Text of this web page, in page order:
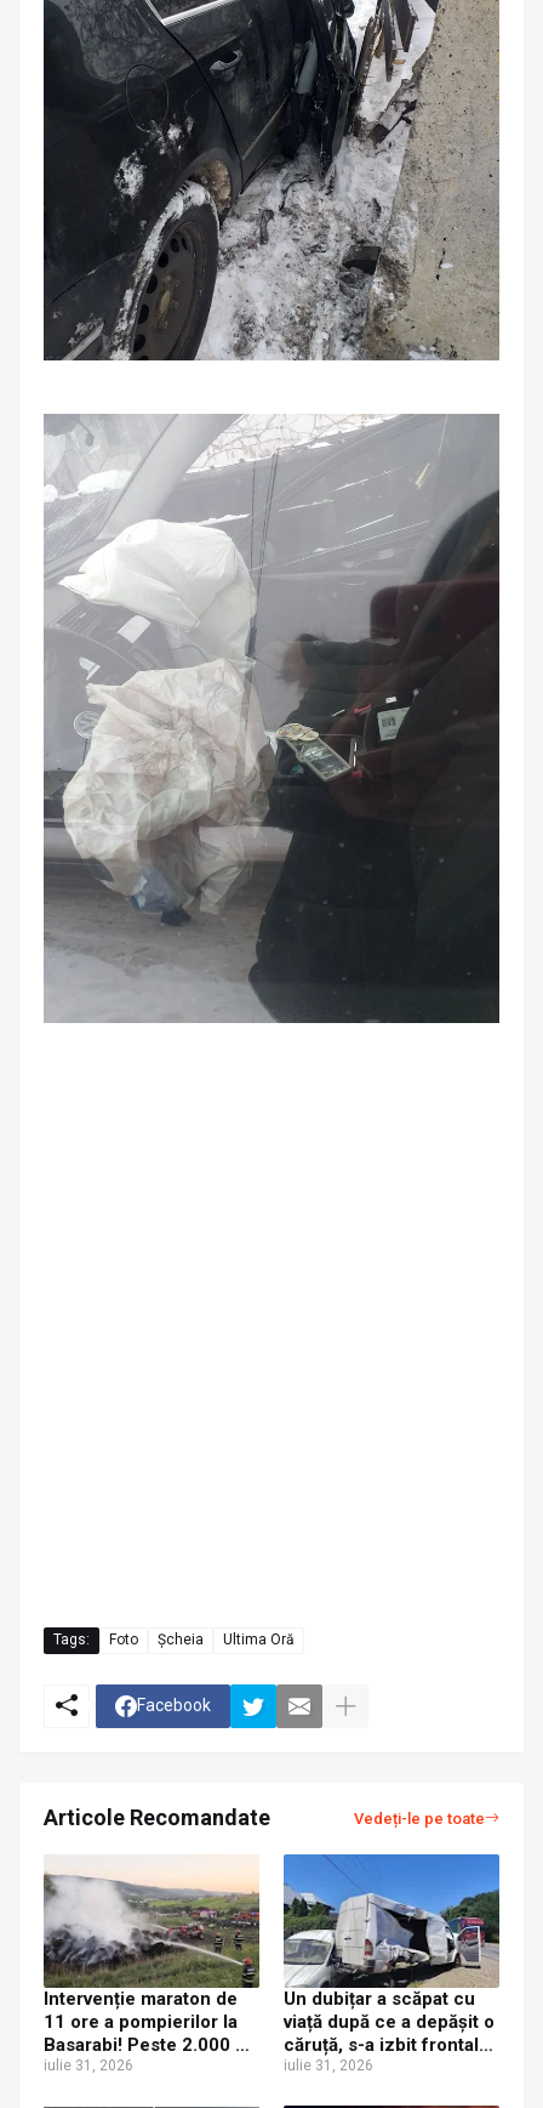
Tags: Foto Șcheia Ultima Oră
Facebook
Articole Recomandate Vedeți-le pe toate
Intervenție maraton de
11 ore a pompierilor la
Basarabi! Peste 2.000 de
baloți de furaje, mistuiți
iulie 31, 2026
Un dubițar a scăpat cu
viață după ce a depășit o
căruță, s-a izbit frontal
de un TIR ucrainean și a
iulie 31, 2026